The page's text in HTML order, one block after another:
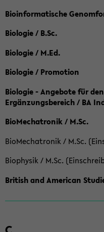
Bioinformatische
Biologie / B.Sc.
Biologie / M.Ed.
Biologie / Promotion
Biologie - Angebote für
Ergänzungsbereich / BA
BioMechatronik / M.Sc.
BioMechatronik / M.Sc.
Biophysik / M.Sc.
British and American